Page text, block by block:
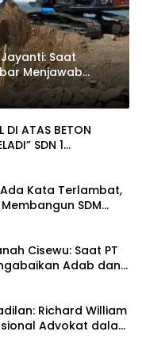
Saat
Menjawab
DI ATAS BETON
SDN 1
Pembangunan
Ada Kata Terlambat,
SDM
Jauh
Cisewu: Saat PT
Adab dan
Richard William
Advokat dalam